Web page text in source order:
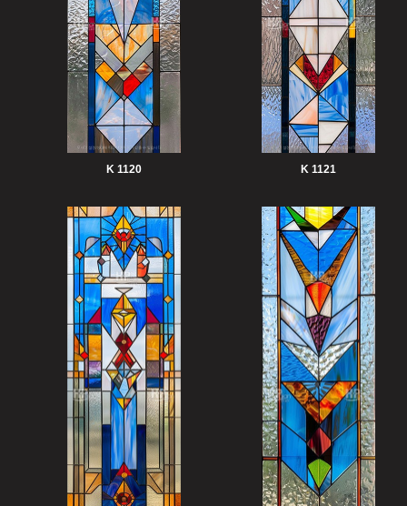
K 1120 K 1121